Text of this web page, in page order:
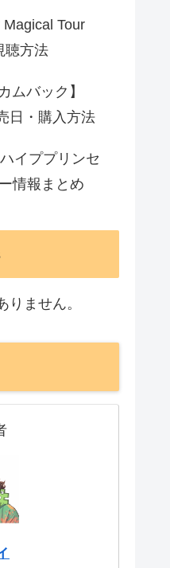
Magical Tour
聴方法
ムバック】
日・購入方法
イププリンセ
情報まとめ
ません。